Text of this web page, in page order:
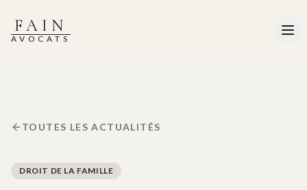
FAIN
AVOCATS
TOUTES LES ACTUALITÉS
DROIT DE LA FAMILLE